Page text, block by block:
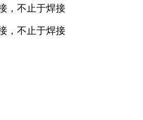
，不止于焊接
，不止于焊接